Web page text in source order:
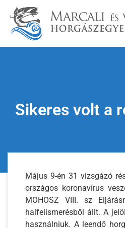
Sikeres volt a
Május 9-én 31 vizsgázó
országos koronavírus
MOHOSZ VIII. sz
halfelismerésből állt. A
használniuk. A leendő